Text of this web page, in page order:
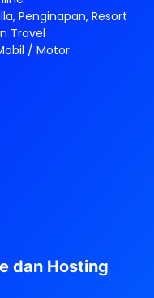
Penginapan, Resort
Travel
/ Motor
dan Hosting